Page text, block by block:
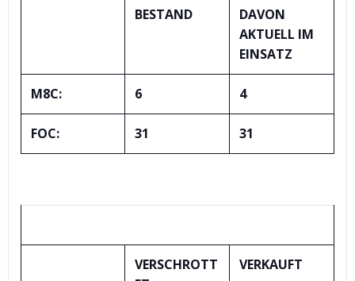
BESTAND
DAVON
AKTUELL IM
EINSATZ
M8C: 6 4
FOC: 31 31
VERSCHROTT
VERKAUFT